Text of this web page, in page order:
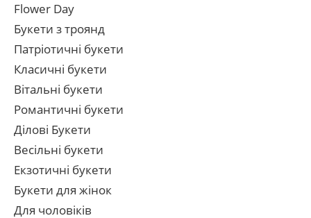
Flower Day
Букети з троянд
Патріотичні букети
Класичні букети
Вітальні букети
Романтичні букети
Ділові Букети
Весільні букети
Екзотичні букети
Букети для жінок
Для чоловіків